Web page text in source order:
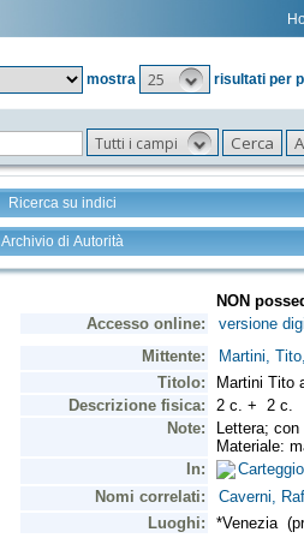
mostra
25 risultati per
Tutti i campi
Ricerca su indici
Archivio di Autorità